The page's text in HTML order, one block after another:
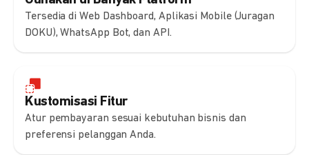
Tersedia di Web Dashboard, Aplikasi Mobile (Juragan
DOKU), WhatsApp Bot, dan API.
Kustomisasi Fitur
Atur pembayaran sesuai kebutuhan bisnis dan
preferensi pelanggan Anda.